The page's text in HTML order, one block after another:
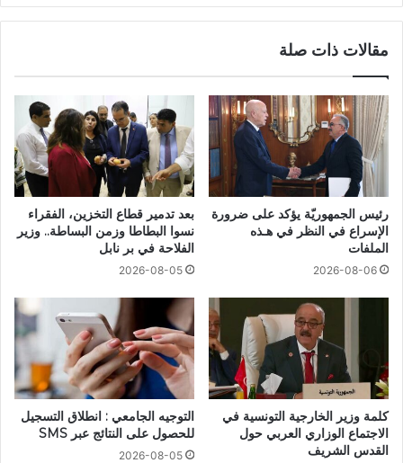
مقالات ذات صلة
رئيس الجمهوريّة يؤكد على ضرورة
الإسراع في النظر في هـذه
الملفات
2026-08-06
بعد تدمير قطاع التخزين، الفقراء
نسوا البطاطا وزمن البساطة.. وزير
الفلاحة في بر نابل
2026-08-05
كلمة وزير الخارجية التونسية في
الاجتماع الوزاري العربي حول
القدس الشريف
التوجيه الجامعي : انطلاق التسجيل
للحصول على النتائج عبر SMS
2026-08-05